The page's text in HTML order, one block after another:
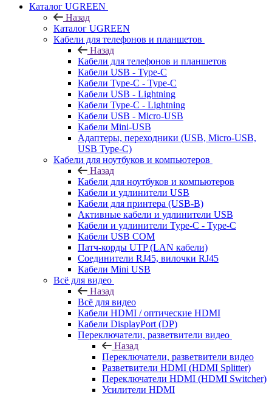
Каталог UGREEN
Назад
Каталог UGREEN
Кабели для телефонов и планшетов
Назад
Кабели для телефонов и планшетов
Кабели USB - Type-C
Кабели Type-C - Type-C
Кабели USB - Lightning
Кабели Type-C - Lightning
Кабели USB - Micro-USB
Кабели Mini-USB
Адаптеры, переходники (USB, Micro-USB,
USB Type-C)
Кабели для ноутбуков и компьютеров
Назад
Кабели для ноутбуков и компьютеров
Кабели и удлинители USB
Кабели для принтера (USB-B)
Активные кабели и удлинители USB
Кабели и удлинители Type-C - Type-C
Кабели USB COM
Патч-корды UTP (LAN кабели)
Соединители RJ45, вилочки RJ45
Кабели Mini USB
Всё для видео
Назад
Всё для видео
Кабели HDMI / оптические HDMI
Кабели DisplayPort (DP)
Переключатели, разветвители видео
Назад
Переключатели, разветвители видео
Разветвители HDMI (HDMI Splitter)
Переключатели HDMI (HDMI Switcher)
Усилители HDMI